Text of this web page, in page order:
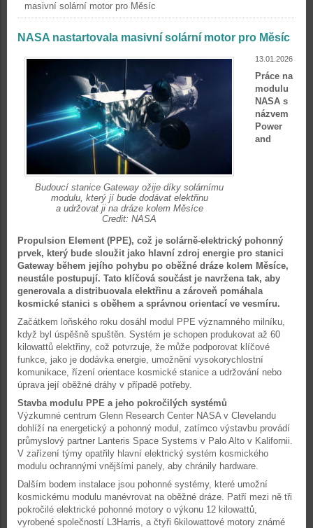
masivní solární motor pro Měsíc
NASA nastartovala masivní solární motor pro Měsíc
13.01.2026
Budoucí stanice Gateway ožije díky solárnímu
modulu, který jí bude dodávat elektřinu
a udržovat ji na dráze kolem Měsíce
Credit: NASA
Práce na
modulu
NASA s
názvem
Power
and
Propulsion Element (PPE), což je solárně-elektrický pohonný
prvek, který bude sloužit jako hlavní zdroj energie pro stanici
Gateway během jejího pohybu po oběžné dráze kolem Měsíce,
neustále postupují. Tato klíčová součást je navržena tak, aby
generovala a distribuovala elektřinu a zároveň pomáhala
kosmické stanici s oběhem a správnou orientací ve vesmíru.
Začátkem loňského roku dosáhl modul PPE významného milníku,
když byl úspěšně spuštěn. Systém je schopen produkovat až 60
kilowattů elektřiny, což potvrzuje, že může podporovat klíčové
funkce, jako je dodávka energie, umožnění vysokorychlostní
komunikace, řízení orientace kosmické stanice a udržování nebo
úprava její oběžné dráhy v případě potřeby.
Stavba modulu PPE a jeho pokročilých systémů
Výzkumné centrum Glenn Research Center NASA v Clevelandu
dohlíží na energetický a pohonný modul, zatímco výstavbu provádí
průmyslový partner Lanteris Space Systems v Palo Alto v Kalifornii.
V zařízení týmy opatřily hlavní elektrický systém kosmického
modulu ochrannými vnějšími panely, aby chránily hardware.
Dalším bodem instalace jsou pohonné systémy, které umožní
kosmickému modulu manévrovat na oběžné dráze. Patří mezi ně tři
pokročilé elektrické pohonné motory o výkonu 12 kilowattů,
vyrobené společností L3Harris, a čtyři 6kilowattové motory známé